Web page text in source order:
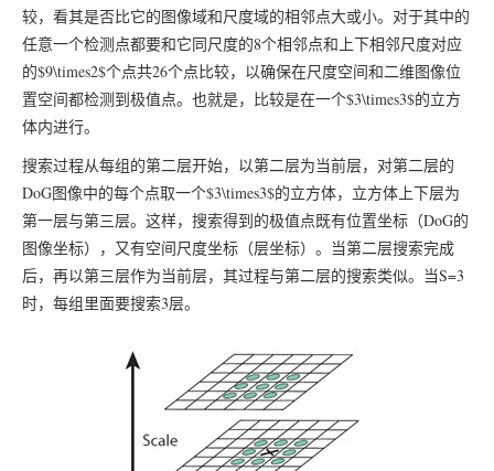
较，看其是否比它的图像域和尺度域的相邻点大或小。对于其中的
任意一个检测点都要和它同尺度的8个相邻点和上下相邻尺度对应
的$9\times2$个点共26个点比较，以确保在尺度空间和二维图像位
置空间都检测到极值点。也就是，比较是在一个$3\times3$的立方
体内进行。
搜索过程从每组的第二层开始，以第二层为当前层，对第二层的
DoG图像中的每个点取一个$3\times3$的立方体，立方体上下层为
第一层与第三层。这样，搜索得到的极值点既有位置坐标（DoG的
图像坐标），又有空间尺度坐标（层坐标）。当第二层搜索完成
后，再以第三层作为当前层，其过程与第二层的搜索类似。当S=3
时，每组里面要搜索3层。